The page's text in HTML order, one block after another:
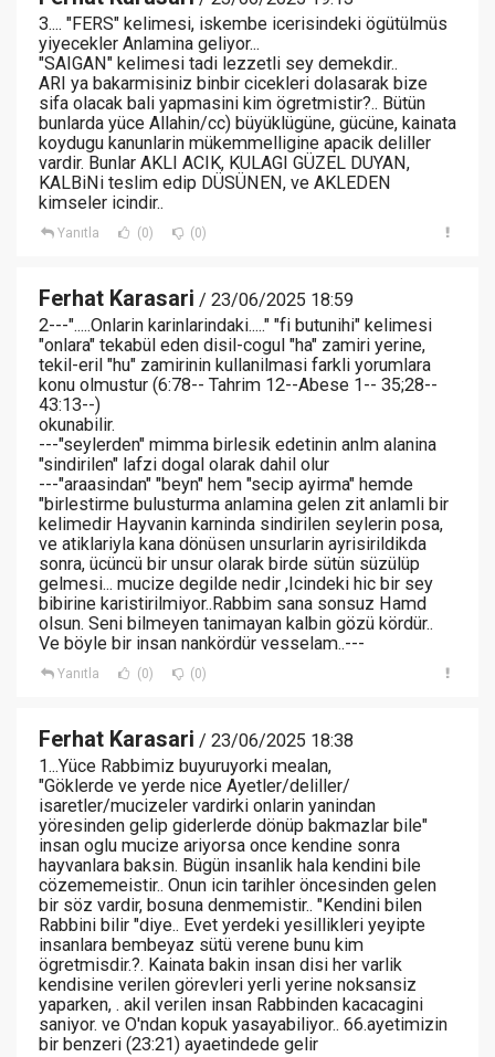
3.... "FERS" kelimesi, iskembe icerisindeki ögütülmüs
yiyecekler Anlamina geliyor...
"SAIGAN" kelimesi tadi lezzetli sey demekdir..
ARI ya bakarmisiniz binbir cicekleri dolasarak bize
sifa olacak bali yapmasini kim ögretmistir?.. Bütün
bunlarda yüce Allahin/cc) büyüklügüne, gücüne, kainata
koydugu kanunlarin mükemmelligine apacik deliller
vardir. Bunlar AKLI ACIK, KULAGI GÜZEL DUYAN,
KALBiNi teslim edip DÜSÜNEN, ve AKLEDEN
kimseler icindir..
Yanıtla (0) (0)
Ferhat Karasari / 23/06/2025 18:59
2---".....Onlarin karinlarindaki....." "fi butunihi" kelimesi
"onlara" tekabül eden disil-cogul "ha" zamiri yerine,
tekil-eril "hu" zamirinin kullanilmasi farkli yorumlara
konu olmustur (6:78-- Tahrim 12--Abese 1-- 35;28--
43:13--)
okunabilir.
---"seylerden" mimma birlesik edetinin anlm alanina
"sindirilen" lafzi dogal olarak dahil olur
---"araasindan" "beyn" hem "secip ayirma" hemde
"birlestirme bulusturma anlamina gelen zit anlamli bir
kelimedir Hayvanin karninda sindirilen seylerin posa,
ve atiklariyla kana dönüsen unsurlarin ayrisirildikda
sonra, ücüncü bir unsur olarak birde sütün süzülüp
gelmesi... mucize degilde nedir ,Icindeki hic bir sey
bibirine karistirilmiyor..Rabbim sana sonsuz Hamd
olsun. Seni bilmeyen tanimayan kalbin gözü kördür..
Ve böyle bir insan nankördür vesselam..---
Yanıtla (0) (0)
Ferhat Karasari / 23/06/2025 18:38
1...Yüce Rabbimiz buyuruyorki mealan,
"Göklerde ve yerde nice Ayetler/deliller/
isaretler/mucizeler vardirki onlarin yanindan
yöresinden gelip giderlerde dönüp bakmazlar bile"
insan oglu mucize ariyorsa once kendine sonra
hayvanlara baksin. Bügün insanlik hala kendini bile
cözememeistir.. Onun icin tarihler öncesinden gelen
bir söz vardir, bosuna denmemistir.. "Kendini bilen
Rabbini bilir "diye.. Evet yerdeki yesillikleri yeyipte
insanlara bembeyaz sütü verene bunu kim
ögretmisdir.?. Kainata bakin insan disi her varlik
kendisine verilen görevleri yerli yerine noksansiz
yaparken, . akil verilen insan Rabbinden kacacagini
saniyor. ve O'ndan kopuk yasayabiliyor.. 66.ayetimizin
bir benzeri (23:21) ayaetindede gelir